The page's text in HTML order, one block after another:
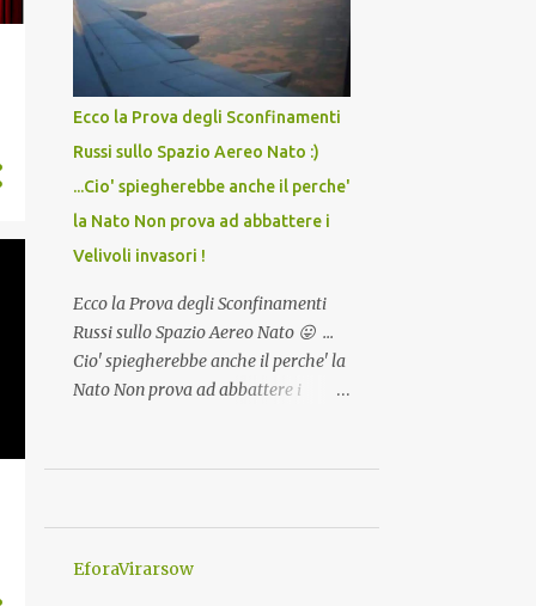
Dopo tutti i vaccini che abbiamo
elencato sopra...
Camioncini di Gelati affittati per lo
scopo della temperatura? Qualcuno a
suo tempo ribattezzo' il Vaccino
come: l' Amaro del Capo, era
"spettacolare Ghiacciato, ma andava
bene anche, a Temperatura
Ambiente"! Riproponiamo l'articolo
per NON Dimenticare!
Ecco la Prova degli Sconfinamenti
Russi sullo Spazio Aereo Nato :)
...Cio' spiegherebbe anche il perche'
la Nato Non prova ad abbattere i
Velivoli invasori !
Ecco la Prova degli Sconfinamenti
Russi sullo Spazio Aereo Nato 😛 ...
Cio' spiegherebbe anche il perche' la
Nato Non prova ad abbattere i
immagini ! Tranquilli, Non esiste
dello spazio aereo NATO da parte di
un robot chiamato "Goldrake";
EforaVirarsow